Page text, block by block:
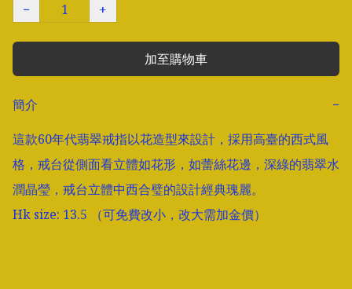
−
+
加至購物車
簡介
−
這款60年代翡翠戒指以花造型來設計，採用高臺的西式風
格，戒台從側面看立體如花形，如蕾絲花邊，深綠的翡翠水
潤晶瑩，戒台立體中西合璧的設計經典瑰麗。